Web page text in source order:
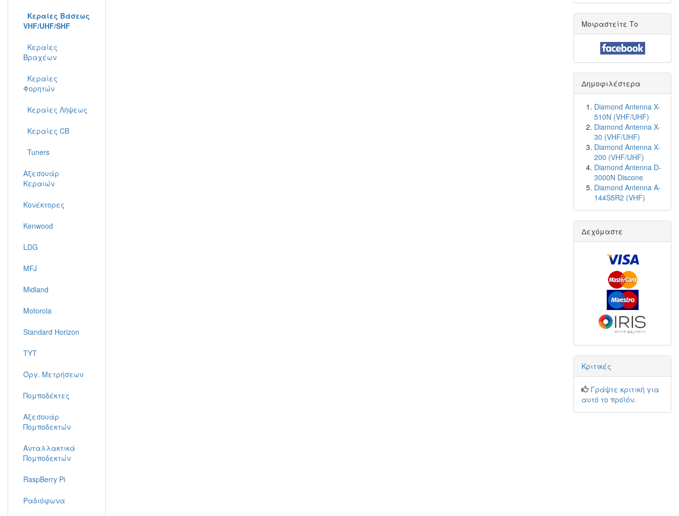
Κεραίες Βάσεως
VHF/UHF/SHF
Κεραίες
Βραχέων
Κεραίες
Φορητών
Κεραίες Λήψεως
Κεραίες CB
Tuners
Αξεσουάρ
Κεραιών
Κονέκτορες
Kenwood
LDG
MFJ
Midland
Motorola
Standard Horizon
TYT
Όργ. Μετρήσεων
Πομποδέκτες
Αξεσουάρ
Πομποδεκτών
Ανταλλακτικά
Πομποδεκτών
RaspBerry Pi
Ραδιόφωνα
Μοιραστείτε Το
Δημοφιλέστερα
Diamond Antenna X-
510N (VHF/UHF)
Diamond Antenna X-
30 (VHF/UHF)
Diamond Antenna X-
200 (VHF/UHF)
Diamond Antenna D-
3000N Discone
Diamond Antenna A-
144S5R2 (VHF)
Δεχόμαστε
Κριτικές
Γράψτε κριτική για
αυτό το προϊόν.